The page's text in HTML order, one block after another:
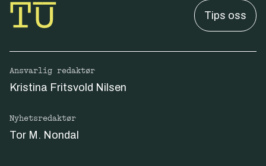
Tips oss
Ansvarlig redaktør
Kristina Fritsvold Nilsen
Nyhetsredaktør
Tor M. Nondal